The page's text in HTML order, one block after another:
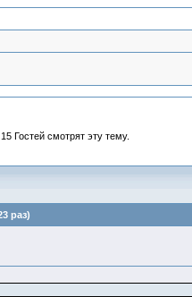
Гостей смотрят эту тему.
раз)